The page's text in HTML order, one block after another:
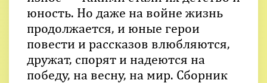
юность. Но даже на войне жизнь
продолжается, и юные герои
повести и рассказов влюбляются,
дружат, спорят и надеются на
победу, на весну, на мир. Сборник